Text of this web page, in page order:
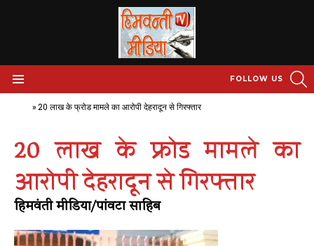
FOLLOW US
» 20 लाख के फ्रोड मामले का आरोपी देहरादून से गिरफ्तार
20 लाख के फ्रोड मामले का
आरोपी देहरादून से गिरफ्तार
हिमवंती मीडिया/पांवटा साहिब